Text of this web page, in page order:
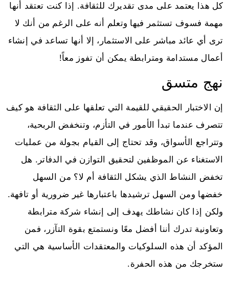
كل هذا يعتمد على مدى تقديرك للثقافة. إذا كنت تعتقد أنها
مهمة فسوف تستثمر فيها وتعلم أنه على الرغم من أنك لا
ترى أي عائد مباشر على الاستثمار، إلا أنها تساعد في إنشاء
أعمال مستدامة ومترابطة يمكن أن تفوز معاً!
نهج متسق
إن الاختبار الحقيقي للقيمة التي تعلقها على الثقافة هو كيف
تتصرف عندما تبدأ الأمور في التأزم، وتنخفض الربحية،
وتتراجع الأسواق، وقد تحتاج إلى القيام بجولة من عمليات
الاستغناء عن الموظفين لتحقيق التوازن في الدفاتر. هل
تخفض النشاط الذي يشكل الثقافة أم لا؟ من السهل
خفضها ومن السهل ترشيدها باعتبارها غير ضرورية أو تافهة.
ولكن إذا كان نشاطك يهدف إلى إنشاء شركة مترابطة
وتعاونية تدرك أننا أفضل معًا ونستمتع بقوة التآزر، فمن
المؤكد أن هذه السلوكيات والمعتقدات الأساسية هي التي
ستخرجك من هذه الحفرة.